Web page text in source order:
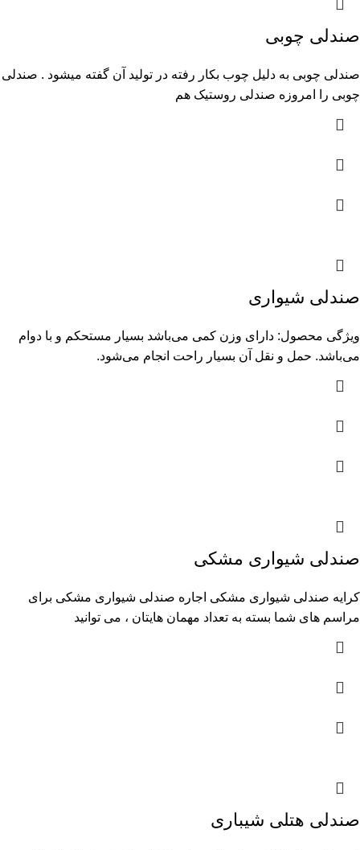
صندلی چوبی
صندلی چوبی به دلیل چوب بکار رفته در تولید آن گفته میشود . صندلی
چوبی را امروزه صندلی روستیک هم
صندلی شیواری
ویژگی محصول: دارای وزن کمی می‌باشد بسیار مستحکم و با دوام
می‌باشد. حمل و نقل آن بسیار راحت انجام می‌شود.
صندلی شیواری مشکی
کرایه صندلی شیواری مشکی اجاره صندلی شیواری مشکی برای
مراسم های شما بسته به تعداد مهمان هایتان ، می توانید
صندلی هتلی شیباری